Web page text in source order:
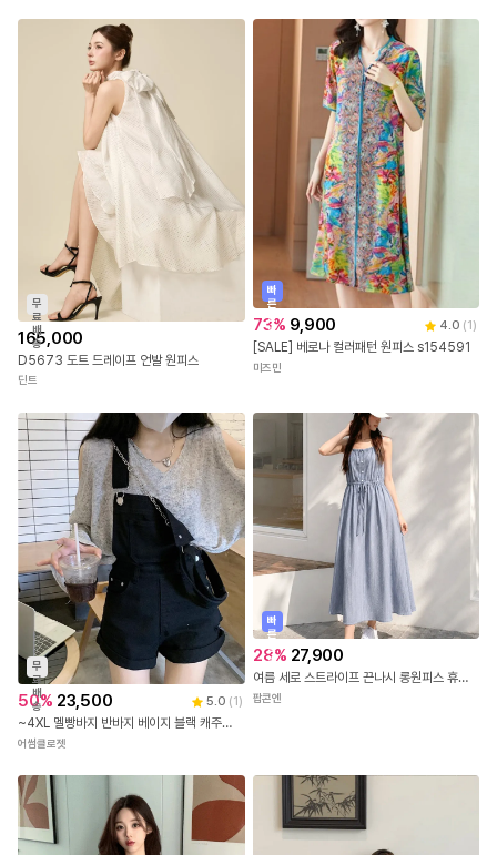
무
료
배
송
165,000
D5673 도트 드레이프 언발 원피스
딘트
빠
른
출
발
73% 9,900 4.0 (1 )
[SALE] 베로나 컬러패턴 원피스 s154591
미즈민
무
료
배
송
50% 23,500 5.0 (1 )
~4XL 멜빵바지 반바지 베이지 블랙 캐주얼 와이드 팬츠 점프슈트 스타일 마린룩 팬츠
어썸클로젯
빠
른
출
발
28% 27,900
여름 세로 스트라이프 끈나시 롱원피스 휴양지 바캉스 여행룩 체형커버 허리스트링 원피스
팝콘엔